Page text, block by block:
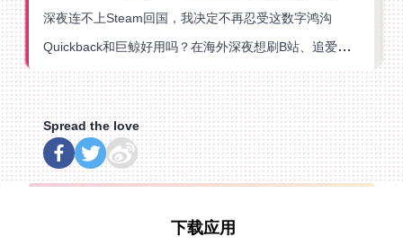
深夜连不上Steam回国，我决定不再忍受这数字鸿沟
Quickback和巨鲸好用吗？在海外深夜想刷B站、追爱奇艺的你，或许正需要这份答案
Spread the love
下载应用